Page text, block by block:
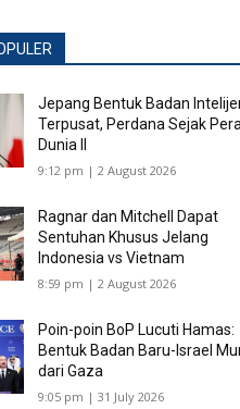
Jepang Bentuk Badan
Terpusat, Perdana Sejak
Dunia II
9:12 pm | 2 August 2026
Ragnar dan Mitchell Dapat
Sentuhan Khusus Jelang
Indonesia vs Vietnam
8:59 pm | 2 August 2026
Poin-poin BoP Lucuti Hamas:
Bentuk Badan Baru-Israel
dari Gaza
9:05 pm | 31 July 2026